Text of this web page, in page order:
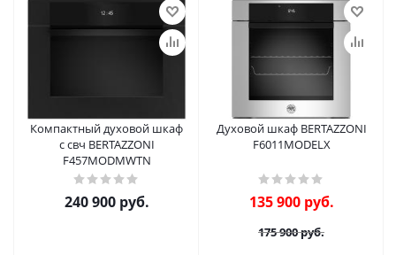
Компактный духовой шкаф
с свч BERTAZZONI
F457MODMWTN
240 900руб.
Духовой шкаф BERTAZZONI
F6011MODELX
135 900руб.
175 900руб.